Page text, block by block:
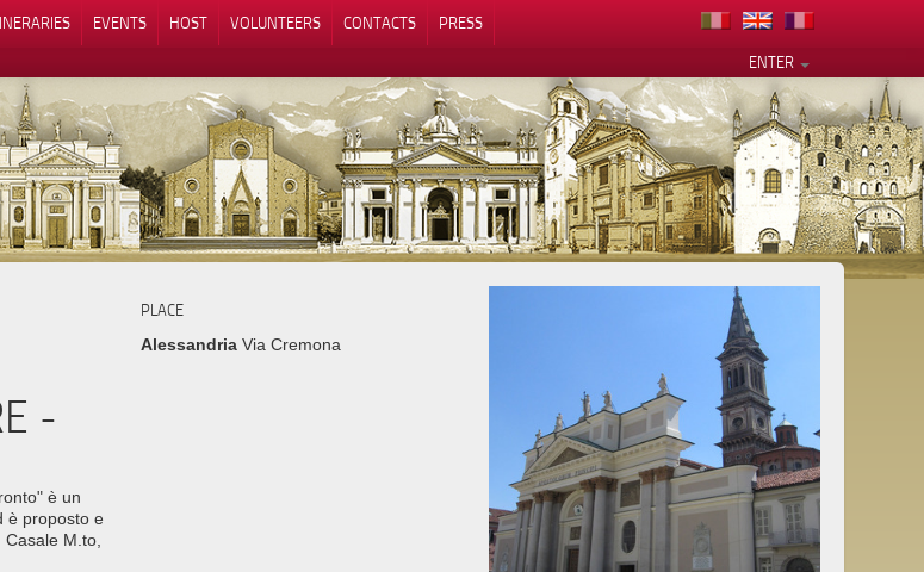
EVENTS HOST VOLUNTEERS CONTACTS
PRESS
ENTER
-
è un
è proposto e
Casale M.to,
PLACE
AlessandriaVia Cremona
Your Privacy Choices